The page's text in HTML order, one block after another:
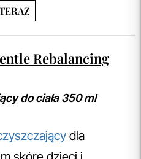
Rebalancing
do ciała 350 ml
dla